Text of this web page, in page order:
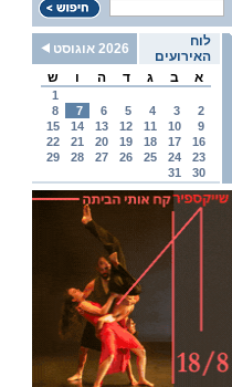
לוח
האירועים
2026 אוגוסט
א
ב ג ד ה ו ש
1
2
3
4
5
6
7
8
9
10
11
12
13
14
15
16
17
18
19
20
21
22
23
24
25
26
27
28
29
30
31